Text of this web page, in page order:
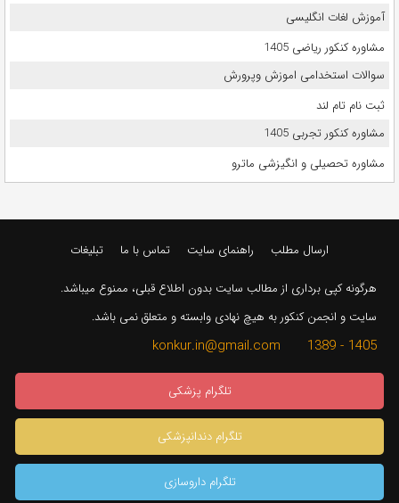
آموزش لغات انگلیسی
مشاوره کنکور ریاضی 1405
سوالات استخدامی اموزش وپرورش
ثبت نام تام لند
مشاوره کنکور تجربی 1405
مشاوره تحصیلی و انگیزشی ماترو
ارسال مطلب راهنمای سایت تماس با ما تبلیغات
هرگونه کپی برداری از مطالب سایت بدون اطلاع قبلی، ممنوع میباشد.
سایت و انجمن کنکور به هیچ نهادی وابسته و متعلق نمی باشد.
1405 - 1389 konkur.in@gmail.com
تلگرام پزشکی
تلگرام دندانپزشکی
تلگرام داروسازی